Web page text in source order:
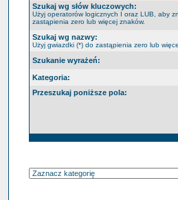
Szukaj wg słów kluczowych:
Użyj operatorów logicznych I oraz LUB, aby
zastąpienia zero lub więcej znaków.
Szukaj wg nazwy:
Użyj gwiazdki (*) do zastąpienia zero lub
Szukanie wyrażeń:
Kategoria:
Przeszukaj poniższe pola: